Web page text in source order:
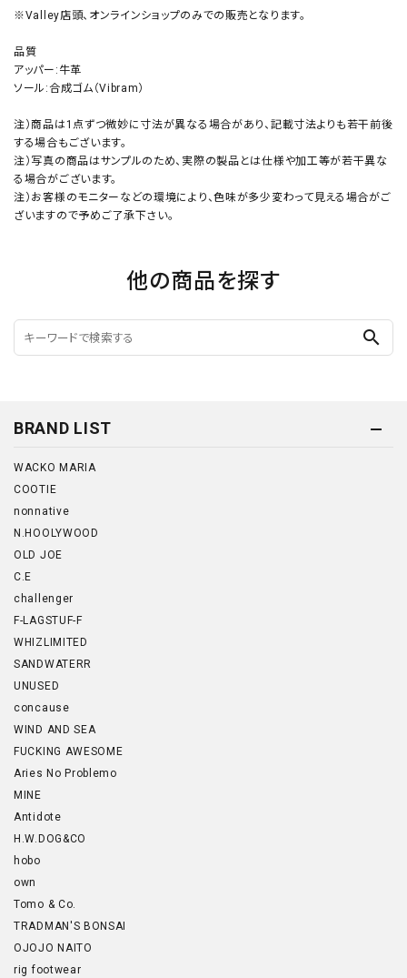
※Valley店頭、オンラインショップのみでの販売となります。
品質
アッパー:牛革
ソール:合成ゴム（Vibram）
注）商品は1点ずつ微妙に寸法が異なる場合があり、記載寸法よりも若干前後
する場合もございます。
注）写真の商品はサンプルのため、実際の製品とは仕様や加工等が若干異な
る場合がございます。
注）お客様のモニターなどの環境により、色味が多少変わって見える場合がご
ざいますので予めご了承下さい。
他の商品を探す
search
BRAND LIST
WACKO MARIA
COOTIE
nonnative
N.HOOLYWOOD
OLD JOE
C.E
challenger
F-LAGSTUF-F
WHIZLIMITED
SANDWATERR
UNUSED
concause
WIND AND SEA
FUCKING AWESOME
Aries No Problemo
MINE
Antidote
H.W.DOG&CO
hobo
own
Tomo & Co.
TRADMAN'S BONSAI
OJOJO NAITO
rig footwear